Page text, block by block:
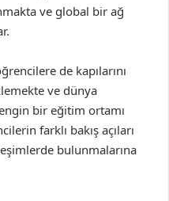
ve global bir ağ
de kapılarını
ve dünya
bir eğitim ortamı
farklı bakış açıları
bulunmalarına